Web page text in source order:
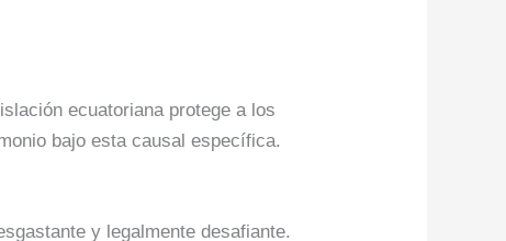
ecuatoriana protege a los
bajo esta causal específica.
y legalmente desafiante.